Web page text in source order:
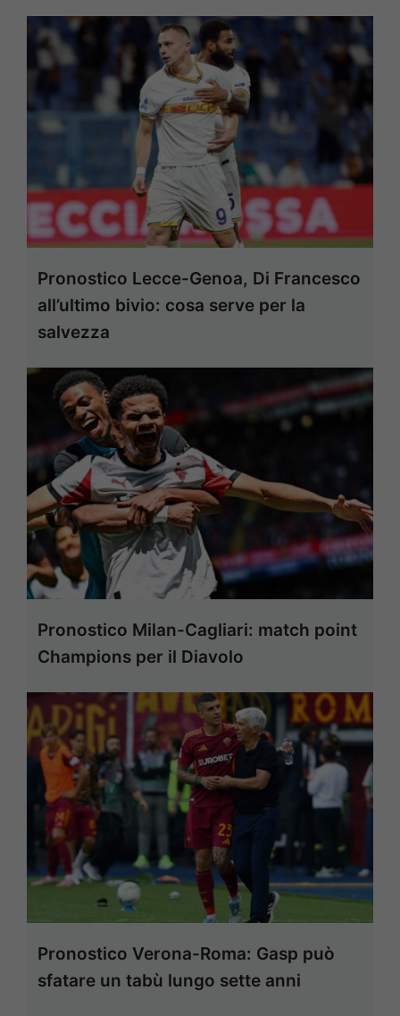
Pronostico Lecce-Genoa, Di Francesco
all’ultimo bivio: cosa serve per la
salvezza
Pronostico Milan-Cagliari: match point
Champions per il Diavolo
Pronostico Verona-Roma: Gasp può
sfatare un tabù lungo sette anni